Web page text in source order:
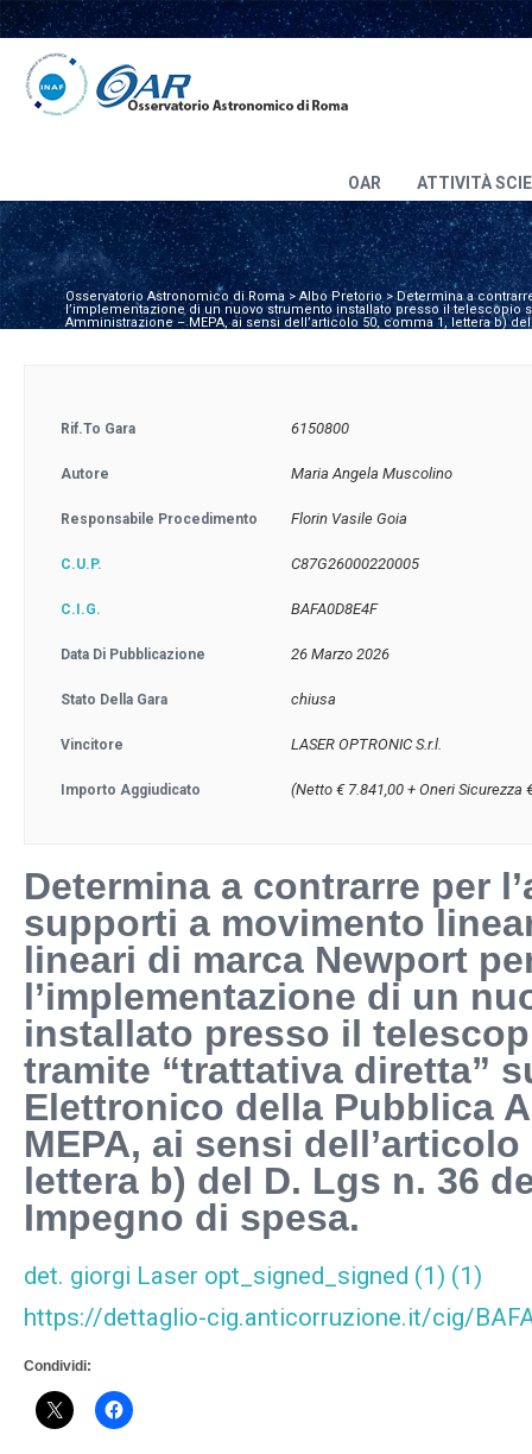
OAR ATTIVITÀ
Osservatorio Astronomico di Roma>Albo Pretorio >Determina a
l’implementazione di un nuovo strumento installato presso il telescopio
Amministrazione – MEPA, ai sensi dell’articolo 50, comma 1, lettera b)
Rif.to Gara 6150800
Autore Maria Angela Muscolino
Responsabile Procedimento Florin Vasile Goia
C.U.P. C87G26000220005
C.I.G. BAFA0D8E4F
Data Di Pubblicazione 26 Marzo 2026
Stato Della Gara chiusa
Vincitore LASER OPTRONIC S.r.l.
Importo Aggiudicato (Netto € 7.841,00 + Oneri Sicurezza
Determina a contrarre per
supporti a movimento
lineari di marca Newport
l’implementazione di un
installato presso il
tramite “trattativa diretta”
Elettronico della Pubblica
MEPA, ai sensi
lettera b) del D. Lgs n. 36
Impegno di spesa.
det. giorgi Laser opt_signed_signed (1) (1)
https://dettaglio-cig.anticorruzione.it/cig/
Condividi: